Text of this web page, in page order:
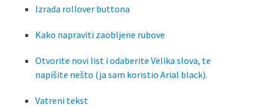
Izrada rollover buttona
Kako napraviti zaobljene rubove
Otvorite novi list i odaberite Velika slova, te
napišite nešto (ja sam koristio Arial black).
Vatreni tekst